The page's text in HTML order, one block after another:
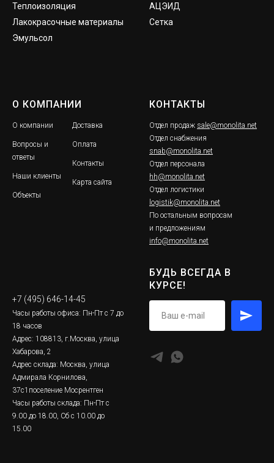
Теплоизоляция
Лакокрасочные материалы
Эмульсол
АЦЭИД
Сетка
О КОМПАНИИ
О компании
Вопросы и
ответы
Наши клиенты
Объекты
Доставка
Оплата
Контакты
Карта сайта
КОНТАКТЫ
Отдел продаж sale@monolita.net
Отдел снабжения
snab@monolita.net
Отдел персонала
hh@monolita.net
Отдел логистики
logistik@monolita.net
По остальным вопросам
и предложениям
info@monolita.net
+7 (495) 646-14-45
Часы работы офиса: Пн-Пт с 7 до
18 часов
Адрес: 108813, г.Москва, улица
Хабарова, 2
Адрес склада: Москва, улица
Адмирала Корнилова,
37с1поселение Мосрентген
Часы работы склада: Пн-Пт с
9.00 до 18.00, Сб с 10.00 до
15.00
БУДЬ ВСЕГДА В
КУРСЕ!